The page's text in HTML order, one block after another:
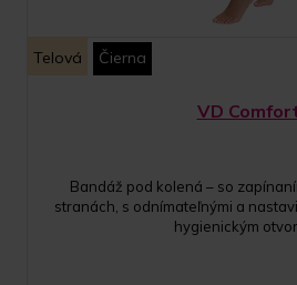
Telová Čierna
VD
Bandáž pod kolená – so
stranách, s odnímateľnými a
hygienickým